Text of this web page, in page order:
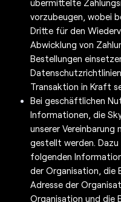
übermittelte
vorzubeugen, wobei
Dritte für den
Abwicklung von
Bestellungen
Transaktion in Kraft
Bei geschäftlichen
Informationen, die
unserer
gestellt werden.
folgenden
der Organisation, die
Adresse der
Organisation und die